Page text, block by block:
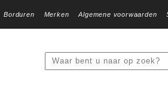
Borduren Merken Algemene voorwaarden